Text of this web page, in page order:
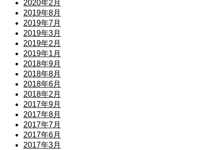
2020年2月
2019年8月
2019年7月
2019年3月
2019年2月
2019年1月
2018年9月
2018年8月
2018年6月
2018年2月
2017年9月
2017年8月
2017年7月
2017年6月
2017年3月